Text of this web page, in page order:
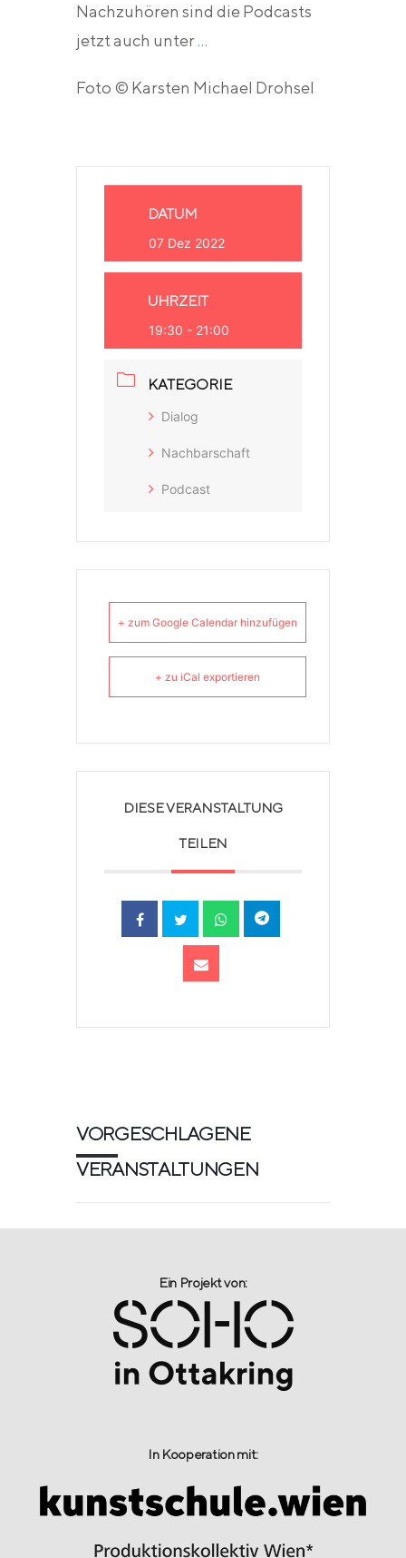
Nachzuhören sind die Podcasts
jetzt auch unter…
Foto © Karsten Michael Drohsel
DATUM
07 Dez 2022
UHRZEIT
19:30 - 21:00
KATEGORIE
Dialog
Nachbarschaft
Podcast
+ zum Google Calendar hinzufügen
+ zu iCal exportieren
DIESE VERANSTALTUNG
TEILEN
VORGESCHLAGENE
VERANSTALTUNGEN
Ein Projekt von:​
In Kooperation mit: